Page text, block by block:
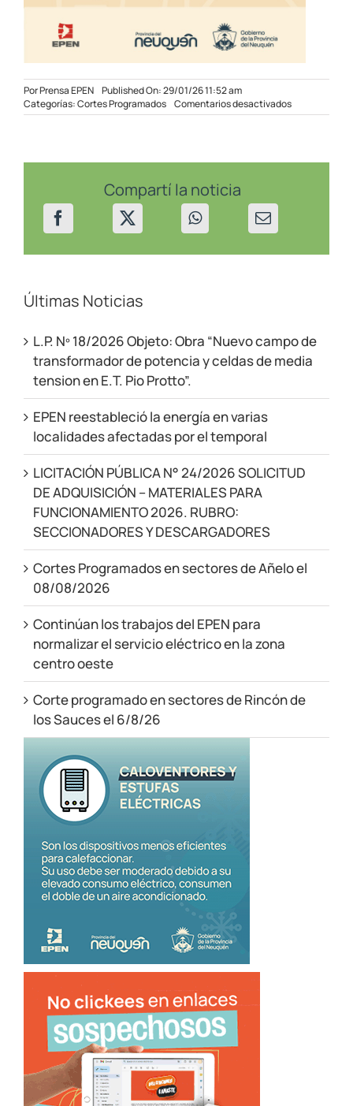
PorPrensa EPEN Published On: 29/01/26 11:52 am
Categorías:Cortes Programados Comentarios desactivadosen
Cortes
Compartí la noticia
Últimas Noticias
L.P. Nº 18/2026 Objeto: Obra “Nuevo campo de
transformador de potencia y celdas de media
tension en E.T. Pio Protto”.
EPEN reestableció la energía en varias
localidades afectadas por el temporal
LICITACIÓN PÚBLICA N° 24/2026 SOLICITUD
DE ADQUISICIÓN – MATERIALES PARA
FUNCIONAMIENTO 2026. RUBRO:
SECCIONADORES Y DESCARGADORES
Cortes Programados en sectores de Añelo el
08/08/2026
Continúan los trabajos del EPEN para
normalizar el servicio eléctrico en la zona
centro oeste
Corte programado en sectores de Rincón de
los Sauces el 6/8/26